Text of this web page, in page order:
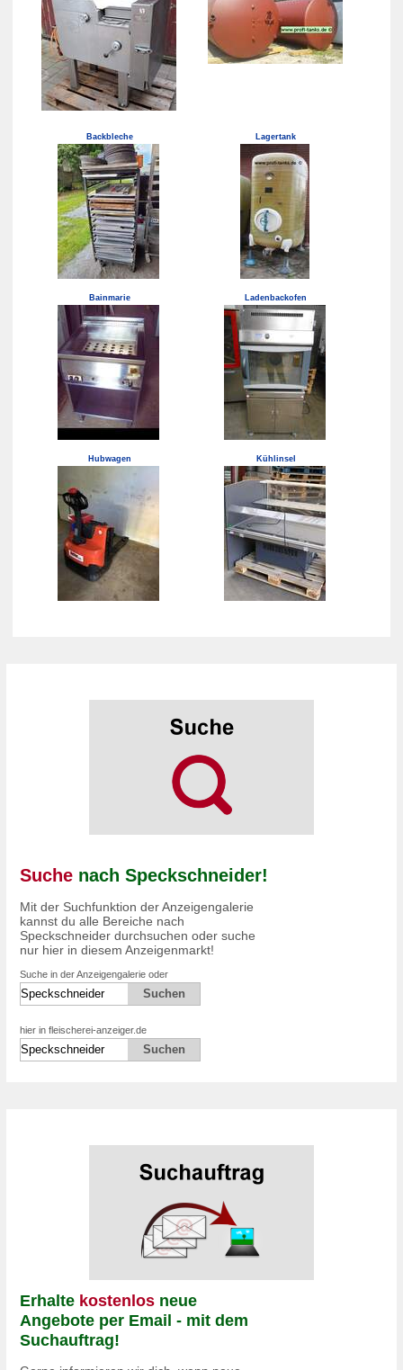
Backbleche Lagertank
Bainmarie Ladenbackofen
Hubwagen Kühlinsel
Suche nach Speckschneider!
Mit der Suchfunktion der Anzeigengalerie
kannst du alle Bereiche nach
Speckschneider durchsuchen oder suche
nur hier in diesem Anzeigenmarkt!
Suche in der Anzeigengalerie oder
hier in fleischerei-anzeiger.de
Erhalte kostenlos neue
Angebote per Email - mit dem
Suchauftrag!